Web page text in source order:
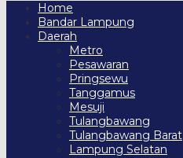
Home
Bandar Lampung
Daerah
Metro
Pesawaran
Pringsewu
Tanggamus
Mesuji
Tulangbawang
Tulangbawang Barat
Lampung Selatan